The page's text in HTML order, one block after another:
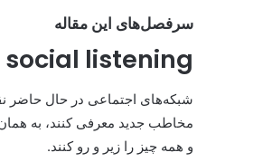
سرفصل‌های این مقاله
social listening یا گوش دادن به شبکه‌های اجتماعی چیست؟
شبکه‌های اجتماعی در حال حاضر
مخاطب جدید معرفی کنند، به
و همه چیز را زیر و رو کنند.